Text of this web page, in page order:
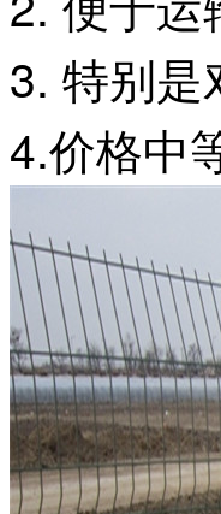
3. 特别是
4.价格中